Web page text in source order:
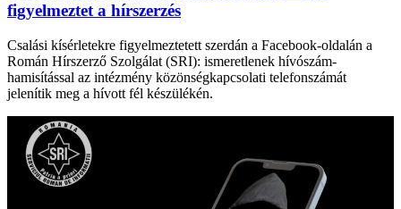
figyelmeztet a hírszerzés
Csalási kísérletekre figyelmeztetett szerdán a Facebook-oldalán a
Román Hírszerző Szolgálat (SRI): ismeretlenek hívószám-
hamisítással az intézmény közönségkapcsolati telefonszámát
jelenítik meg a hívott fél készülékén.